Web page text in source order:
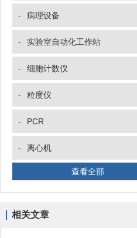
- 病理设备
- 实验室自动化工作站
- 细胞计数仪
- 粒度仪
- PCR
- 离心机
查看全部
相关文章